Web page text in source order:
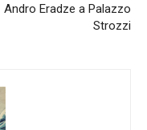
Andro Eradze a Palazzo
Strozzi